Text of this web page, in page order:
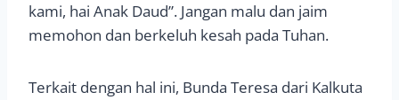
kami, hai Anak Daud”. Jangan malu dan jaim
memohon dan berkeluh kesah pada Tuhan.
Terkait dengan hal ini, Bunda Teresa dari Kalkuta